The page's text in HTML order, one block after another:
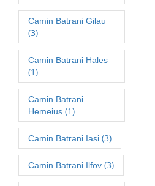
Camin Batrani Gilau
(3)
Camin Batrani Hales
(1)
Camin Batrani
Hemeius (1)
Camin Batrani Iasi (3)
Camin Batrani Ilfov (3)